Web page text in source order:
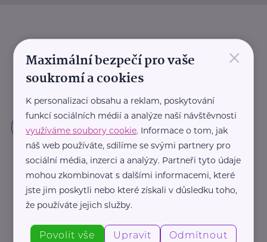
×
Maximální bezpečí pro vaše
soukromí a cookies
K personalizaci obsahu a reklam, poskytování
funkcí sociálních médií a analýze naší návštěvnosti
využíváme soubory cookie. Informace o tom, jak
náš web používáte, sdílíme se svými partnery pro
sociální média, inzerci a analýzy. Partneři tyto údaje
mohou zkombinovat s dalšími informacemi, které
jste jim poskytli nebo které získali v důsledku toho,
že používáte jejich služby.
Povolit vše Upravit Odmítnout